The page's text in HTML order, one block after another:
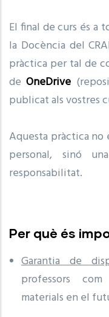
El final de curs és a
la Docència del
pràctica per tal de
deOneDrive
publicat als vostres
Aquesta pràctica no
personal, sinó
responsabilitat.
Per què és
Garantia de
professors
materials en el